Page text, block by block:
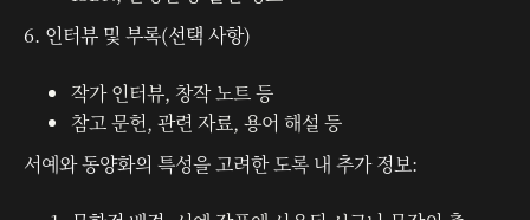
6. 인터뷰 및 부록(선택 사항)
작가 인터뷰, 창작 노트 등
참고 문헌, 관련 자료, 용어 해설 등
서예와 동양화의 특성을 고려한 도록 내 추가 정보: